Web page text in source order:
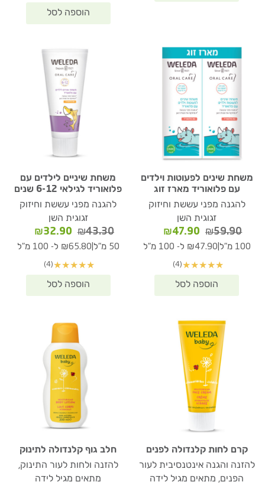
משחת שינים לפעוטות וילדים
עם פלואוריד מארז זוג
להגנה מפני עששת וחיזוק
זגוגית השן
₪59.90
המחיר
המקורי
₪59.90.
₪47.90
המחיר
הנוכחי
100 מ"ל ₪47.90 ל- 100 מ"ל
★
★
★
★
★
(4)
משחת שיניים לילדים עם
פלואוריד לגילאי 6-12 שנים
להגנה מפני עששת וחיזוק
זגוגית השן
₪43.30
המחיר
המקורי
₪43.30.
₪32.90
הנוכחי
50 מ"ל ₪65.80 ל- 100 מ"ל
★
★
★
★
★
(4)
קרם לחות קלנדולה לפנים
להזנה והגנה אינטנסיבית לעור
הפנים, מתאים מגיל לידה
חלב גוף קלנדולה לתינוק
להזנה ולחות לעור התינוק,
מתאים מגיל לידה